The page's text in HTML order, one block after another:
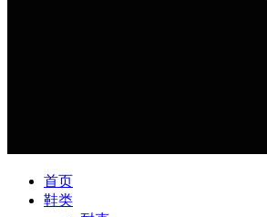
首页
鞋类